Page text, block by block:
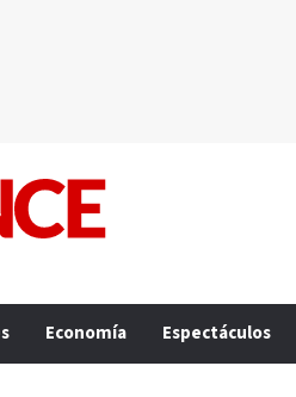
Economía Espectáculos